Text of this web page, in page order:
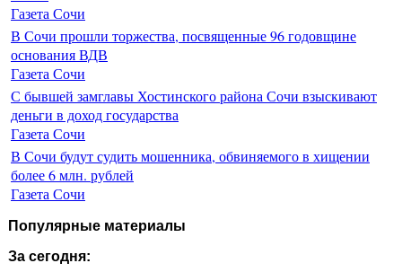
Газета Сочи
В Сочи прошли торжества, посвященные 96 годовщине
основания ВДВ
Газета Сочи
С бывшей замглавы Хостинского района Сочи взыскивают
деньги в доход государства
Газета Сочи
В Сочи будут судить мошенника, обвиняемого в хищении
более 6 млн. рублей
Газета Сочи
Популярные материалы
За сегодня: